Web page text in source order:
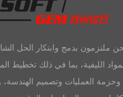
ملتزمون بدمج وابتكار الحل
الليفية، بما في ذلك تخطيط
وحزمة العمليات وتصميم الهندسة،